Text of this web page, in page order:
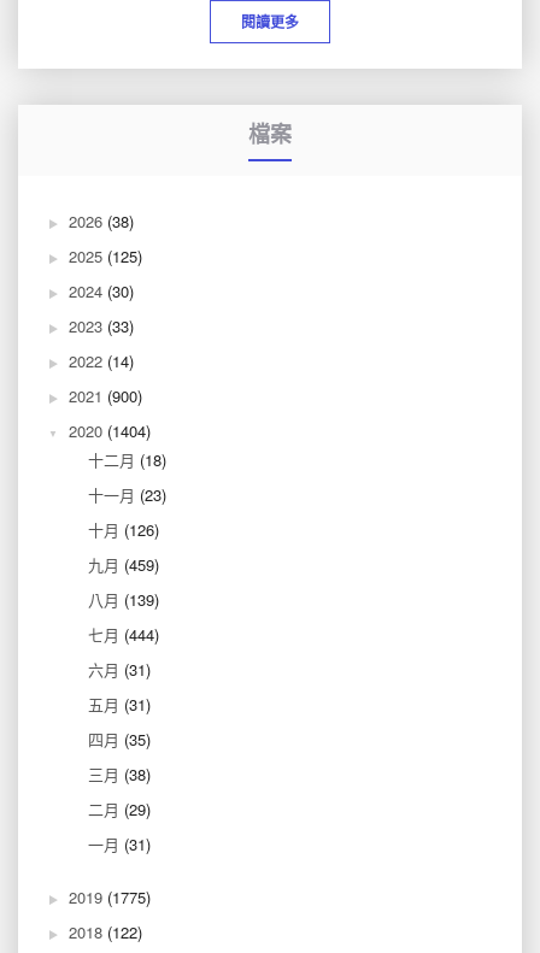
閱讀更多
檔案
2026 (38)
2025 (125)
2024 (30)
2023 (33)
2022 (14)
2021 (900)
2020 (1404)
十二月 (18)
十一月 (23)
十月 (126)
九月 (459)
八月 (139)
七月 (444)
六月 (31)
五月 (31)
四月 (35)
三月 (38)
二月 (29)
一月 (31)
2019 (1775)
2018 (122)